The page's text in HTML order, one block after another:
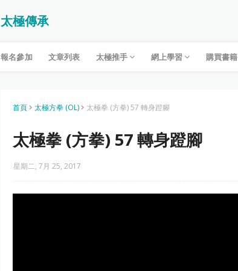
太極傳承
報名參加 文章列表 太極推手 網上學習 購買書籍
首頁 太極方拳 (OL) 太極拳 (方拳) 57 轉身蹬腳
太極拳 (方拳) 57 轉身蹬腳
星期二, 7月 25, 2017